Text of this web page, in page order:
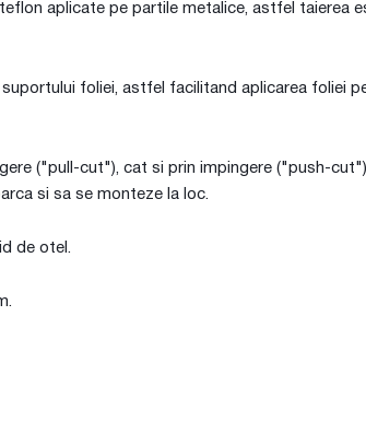
aplicate pe partile metalice, astfel taierea
foliei, astfel facilitand aplicarea foliei
("pull-cut"), cat si prin impingere ("push-
si sa se monteze la loc.
de otel.